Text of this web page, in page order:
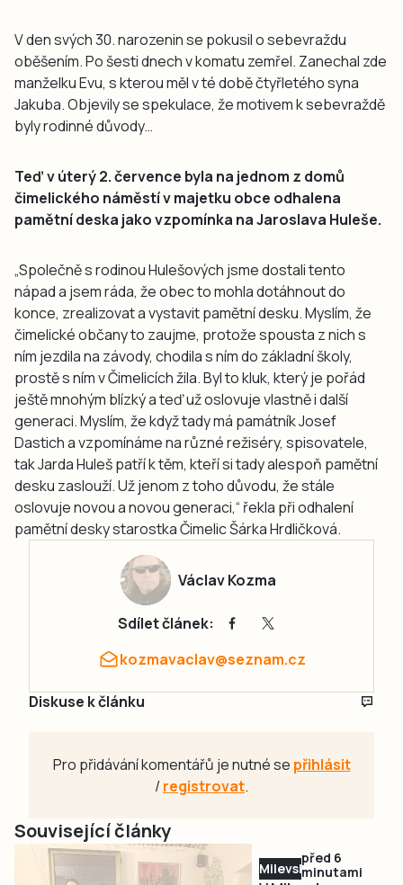
V den svých 30. narozenin se pokusil o sebevraždu
oběšením. Po šesti dnech v komatu zemřel. Zanechal zde
manželku Evu, s kterou měl v té době čtyřletého syna
Jakuba. Objevily se spekulace, že motivem k sebevraždě
byly rodinné důvody…
Teď v úterý 2. července byla na jednom z domů
čimelického náměstí v majetku obce odhalena
pamětní deska jako vzpomínka na Jaroslava Huleše.
„Společně s rodinou Hulešových jsme dostali tento
nápad a jsem ráda, že obec to mohla dotáhnout do
konce, zrealizovat a vystavit pamětní desku. Myslím, že
čimelické občany to zaujme, protože spousta z nich s
ním jezdila na závody, chodila s ním do základní školy,
prostě s ním v Čimelicích žila. Byl to kluk, který je pořád
ještě mnohým blízký a teď už oslovuje vlastně i další
generaci. Myslím, že když tady má památník Josef
Dastich a vzpomínáme na různé režiséry, spisovatele,
tak Jarda Huleš patří k těm, kteří si tady alespoň pamětní
desku zaslouží. Už jenom z toho důvodu, že stále
oslovuje novou a novou generaci,“ řekla při odhalení
pamětní desky starostka Čimelic Šárka Hrdličková.
Václav Kozma
Sdílet článek:
kozmavaclav@seznam.cz
Diskuse k článku
Pro přidávání komentářů je nutné se přihlásit
/registrovat.
Související články
Milevsko
před 6
minutami